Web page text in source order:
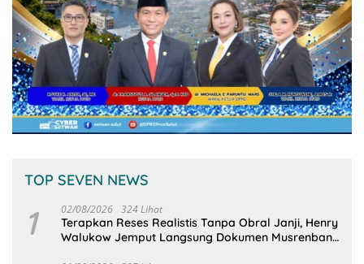
TOP SEVEN NEWS
1 02/08/2026 324 Lihat
Terapkan Reses Realistis Tanpa Obral Janji, Henry
Walukow Jemput Langsung Dokumen Musrenbang